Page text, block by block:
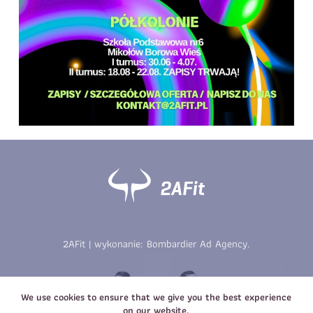
We use cookies to ensure that we give you the best experience
Imię* Nazwisko
Data urodzenia
*
Rozmiar
koszulki
Zapisz się
Telefon do kontaktu*
E-mail
Treść wiadomości
Zapisz się
2AFit | wykonanie: Bombardier Ad Agency.